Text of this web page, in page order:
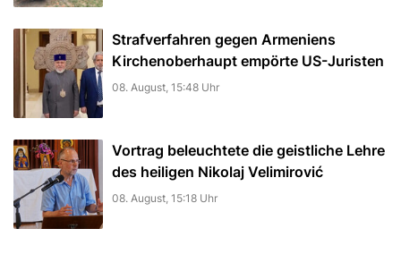
Strafverfahren gegen Armeniens
Kirchenoberhaupt empörte US-Juristen
08. August, 15:48 Uhr
Vortrag beleuchtete die geistliche Lehre
des heiligen Nikolaj Velimirović
08. August, 15:18 Uhr